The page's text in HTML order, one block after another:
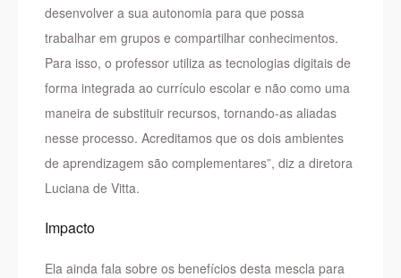
desenvolver a sua autonomia para que possa
trabalhar em grupos e compartilhar conhecimentos.
Para isso, o professor utiliza as tecnologias digitais de
forma integrada ao currículo escolar e não como uma
maneira de substituir recursos, tornando-as aliadas
nesse processo. Acreditamos que os dois ambientes
de aprendizagem são complementares”, diz a diretora
Luciana de Vitta.
Impacto
Ela ainda fala sobre os benefícios desta mescla para